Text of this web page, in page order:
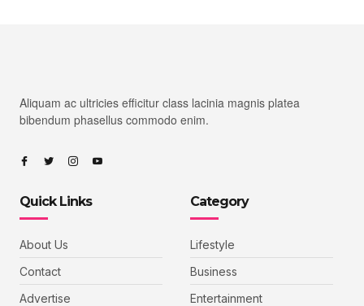
Aliquam ac ultricies efficitur class lacinia magnis platea
bibendum phasellus commodo enim.
Quick Links
About Us
Contact
Advertise
Category
Lifestyle
Business
Entertainment